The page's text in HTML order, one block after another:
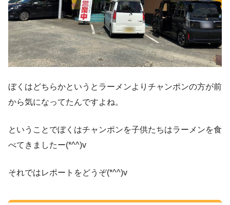
ぼくはどちらかというとラーメンよりチャンポンの方が前
から気になってたんですよね。
ということでぼくはチャンポンを子供たちはラーメンを食
べてきましたー(*^^)v
それではレポートをどうぞ(*^^)v